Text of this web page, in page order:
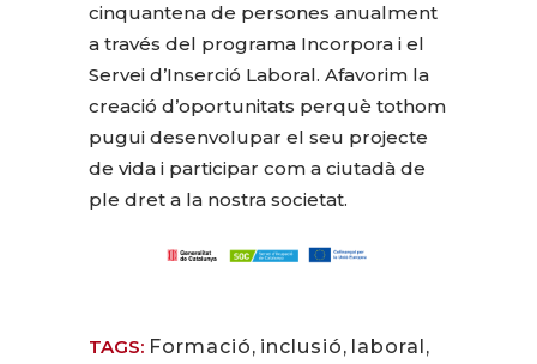
cinquantena de persones anualment
a través del programa Incorpora i el
Servei d’Inserció Laboral. Afavorim la
creació d’oportunitats perquè tothom
pugui desenvolupar el seu projecte
de vida i participar com a ciutadà de
ple dret a la nostra societat.
TAGS: Formació, inclusió, laboral,